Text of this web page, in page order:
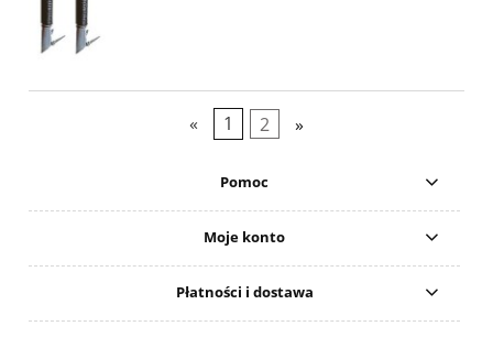
« 1 2 »
Pomoc
Moje konto
Płatności i dostawa